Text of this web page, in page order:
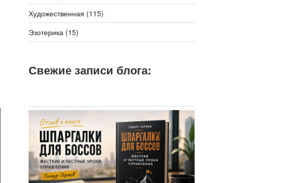
Художественная (115)
Эзотерика (15)
Свежие записи блога: